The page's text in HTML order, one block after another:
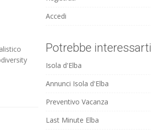
Accedi
Potrebbe interessarti
Isola d'Elba
Annunci Isola d'Elba
Preventivo Vacanza
Last Minute Elba